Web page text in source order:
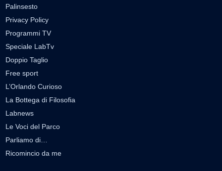
Palinsesto
Privacy Policy
Programmi TV
Speciale LabTv
Doppio Taglio
Free sport
L’Orlando Curioso
La Bottega di Filosofia
Labnews
Le Voci del Parco
Parliamo di…
Ricomincio da me